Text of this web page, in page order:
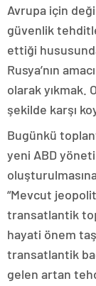
Avrupa için
güvenlik
ettiği
Rusya’nın
olarak yıkmak.
şekilde karşı
Bugünkü
yeni ABD
“Mevcut
transatlantik
hayati önem
transatlantik
gelen artan